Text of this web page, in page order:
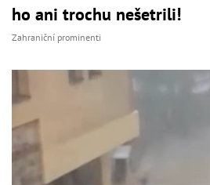
ho ani trochu nešetrili!
Zahraniční prominenti